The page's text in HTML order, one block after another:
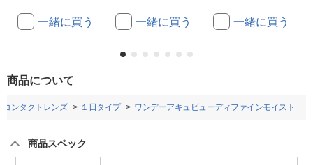
一緒に買う 一緒に買う 一緒に買う
商品について
コンタクトレンズ １日タイプ ワンデーアキュビューディファインモイスト
商品スペック